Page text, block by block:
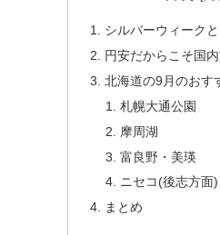
シルバーウィーク
円安だからこそ国
北海道の9月のおす
札幌大通公園
摩周湖
富良野・美瑛
ニセコ(後志方面)
まとめ